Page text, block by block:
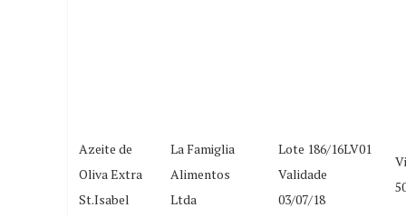
Azeite de
Oliva Extra
St.Isabel
La Famiglia
Alimentos
Ltda
Lote 186/16LV01
Validade
03/07/18